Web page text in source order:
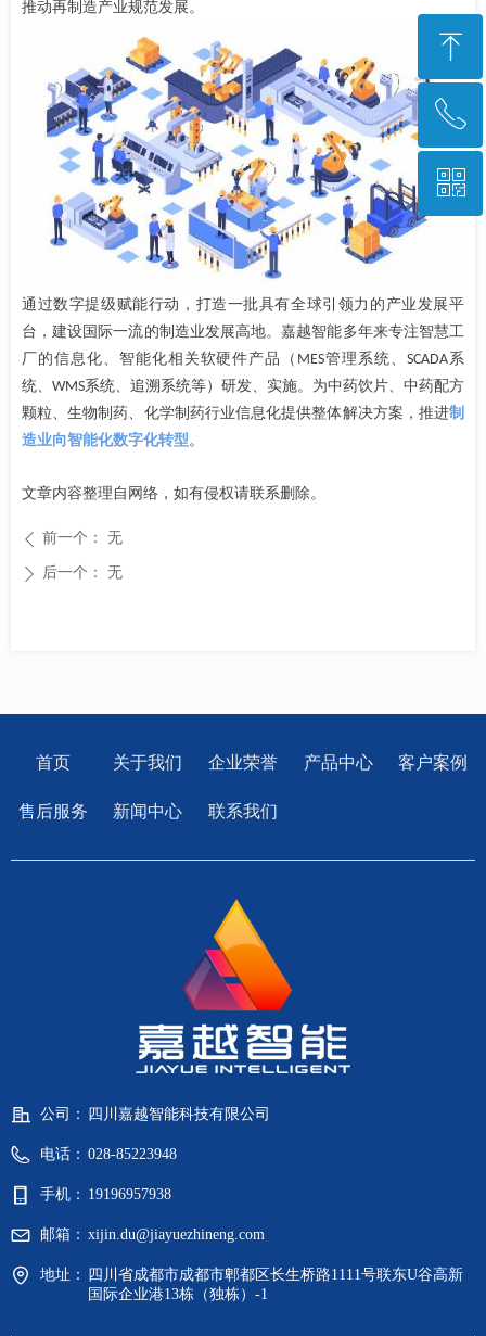
推动再制造产业规范发展。
通过数字提级赋能行动，打造一批具有全球引领力的产业发展平
台，建设国际一流的制造业发展高地。嘉越智能多年来专注智慧工
厂的信息化、智能化相关软硬件产品（ MES管理系统、SCADA系
统、 WMS系统、追溯系统等）研发、实施。为中药饮片、中药配方
颗粒、生物制药、化学制药行业信息化提供整体解决方案，推进制
造业向智能化数字化转型。
文章内容整理自网络，如有侵权请联系删除。
ꄴ 前一个： 无
ꄲ 后一个： 无
公司： 四川嘉越智能科技有限公司
电话： 028-85223948
手机： 19196957938
邮箱： xijin.du@jiayuezhineng.com
地址：
四川省成都市成都市郫都区长生桥路1111号联东U谷高新
国际企业港13栋（独栋）-1
首页 关于我们 产品中心 客户案例
售后服务 新闻中心 联系我们
企业荣誉
ꁸ
回到顶部
ꂅ
028-85223948
ꀥ